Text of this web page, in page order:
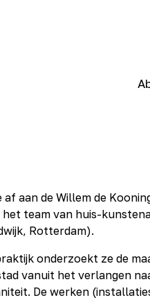
aan de Willem de
het team van huis-
Rotterdam).
onderzoekt ze de
vanuit het verlangen
De werken